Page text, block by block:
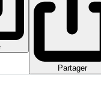
Partager